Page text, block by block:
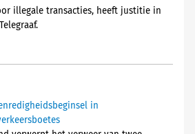
illegale transacties, heeft justitie in
in